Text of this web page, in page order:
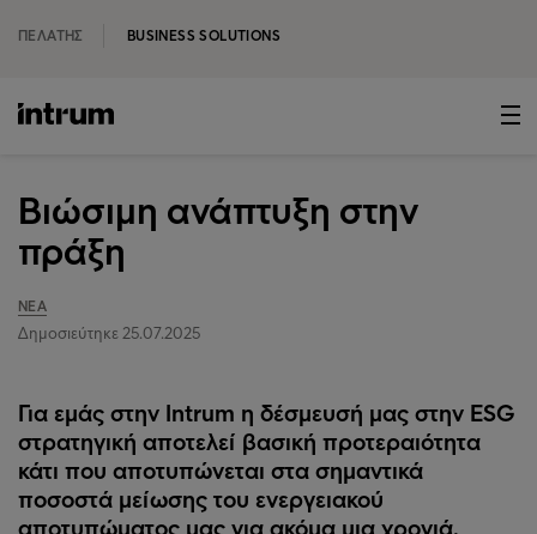
ΠΕΛΆΤΗΣ BUSINESS SOLUTIONS
Βιώσιμη ανάπτυξη στην
πράξη
ΝΈΑ
Δημοσιεύτηκε 25.07.2025
Για εμάς στην Intrum η δέσμευσή μας στην ESG
στρατηγική αποτελεί βασική προτεραιότητα
κάτι που αποτυπώνεται στα σημαντικά
ποσοστά μείωσης του ενεργειακού
αποτυπώματος μας για ακόμα μια χρονιά.